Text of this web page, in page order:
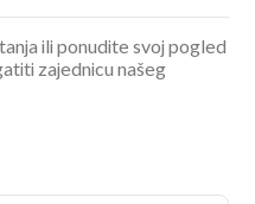
ili ponudite svoj pogled
zajednicu našeg